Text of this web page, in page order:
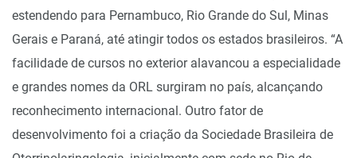
estendendo para Pernambuco, Rio Grande do Sul, Minas
Gerais e Paraná, até atingir todos os estados brasileiros. “A
facilidade de cursos no exterior alavancou a especialidade
e grandes nomes da ORL surgiram no país, alcançando
reconhecimento internacional. Outro fator de
desenvolvimento foi a criação da Sociedade Brasileira de